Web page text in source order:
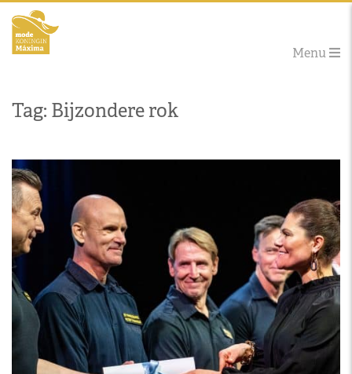
Menu
Tag: Bijzondere rok